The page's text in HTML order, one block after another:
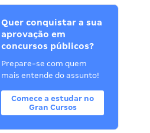
Quer conquistar a sua
aprovação em
concursos públicos?
Prepare-se com quem
mais entende do assunto!
Comece a estudar no
Gran Cursos